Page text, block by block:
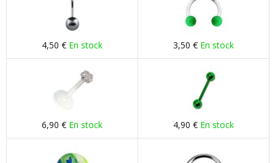
4,50 € En stock 3,50 € En stock
6,90 € En stock 4,90 € En stock